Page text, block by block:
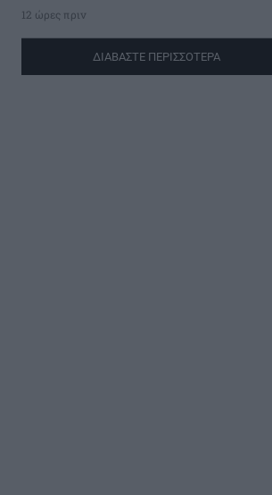
12 ώρες πριν
ΔΙΑΒΑΣΤΕ ΠΕΡΙΣΣΟΤΕΡΑ